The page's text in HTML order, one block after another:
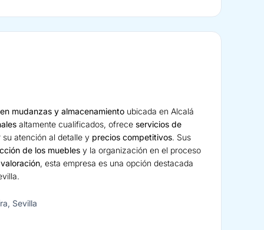
mudanzas y almacenamiento ubicada en Alcalá
altamente cualificados, ofrece servicios de
atención al detalle y precios competitivos. Sus
de los muebles y la organización en el proceso
valoración, esta empresa es una opción destacada
Sevilla